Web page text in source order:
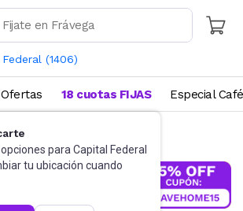
(1406)
para Capital Federal
tu ubicación cuando
Ofertas 18 cuotas FIJAS Especial Café